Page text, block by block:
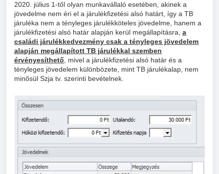
2020. július 1-től olyan munkavállaló esetében, akinek a
jövedelme nem éri el a járulékfizetési alsó határt, így a TB
járuléka nem a tényleges járulékköteles jövedelme, hanem a
járulékfizetési alsó határ alapján kerül megállapításra, a
családi járulékkedvezmény csak a tényleges jövedelem
alapján megállapított TB járulékkal szemben
érvényesíthető, mivel a járulékfizetési alsó határ és a
tényleges jövedelem különbözete, mint TB járulékalap, nem
minősül Szja tv. szerinti bevételnek.